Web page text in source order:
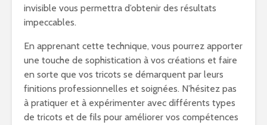
invisible vous permettra d’obtenir des résultats
impeccables.
En apprenant cette technique, vous pourrez apporter
une touche de sophistication à vos créations et faire
en sorte que vos tricots se démarquent par leurs
finitions professionnelles et soignées. N’hésitez pas
à pratiquer et à expérimenter avec différents types
de tricots et de fils pour améliorer vos compétences